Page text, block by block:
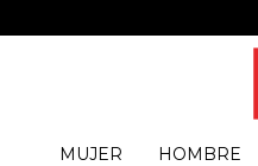
MUJER HOMBRE